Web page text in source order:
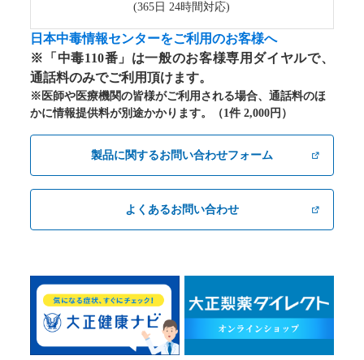
(365日 24時間対応)
日本中毒情報センターをご利用のお客様へ
※「中毒110番」は一般のお客様専用ダイヤルで、
通話料のみでご利用頂けます。
※医師や医療機関の皆様がご利用される場合、通話料のほ
かに情報提供料が別途かかります。（1件 2,000円）
製品に関するお問い合わせフォーム
よくあるお問い合わせ